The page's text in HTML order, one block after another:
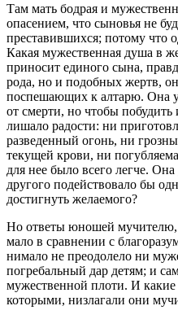
Там мать бодрая и
опасением, что сыновья не
преставившихся; потому что
Какая мужественная душа в
приносит единого сына,
рода, но и подобных жертв,
поспешающих к алтарю. Она
от смерти, но чтобы
лишало радости: ни
разведенный огонь, ни
текущей крови, ни
для нее было всего легче.
другого подействовало бы
достигнуть желаемого?
Но ответы юношей мучителю,
мало в сравнении с
нимало не преодолело ни
погребальный дар детям; и
мужественной плоти. И
которыми, низлагали они